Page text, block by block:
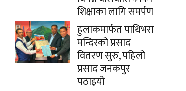
शिक्षाका लागि समर्पण
हुलाकमार्फत पाथिभरा
मन्दिरको प्रसाद
वितरण सुरु, पहिलो
प्रसाद जनकपुर
पठाइयो